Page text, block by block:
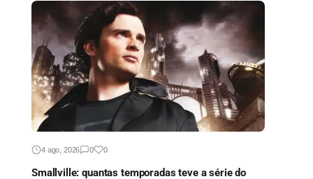
4 ago, 2026 0 0
Smallville: quantas temporadas teve a série do